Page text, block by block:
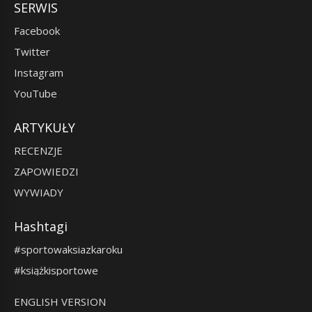
SERWIS
Facebook
Twitter
Instagram
YouTube
ARTYKUŁY
RECENZJE
ZAPOWIEDZI
WYWIADY
Hashtagi
#sportowaksiazkaroku
#książkisportowe
ENGLISH VERSION